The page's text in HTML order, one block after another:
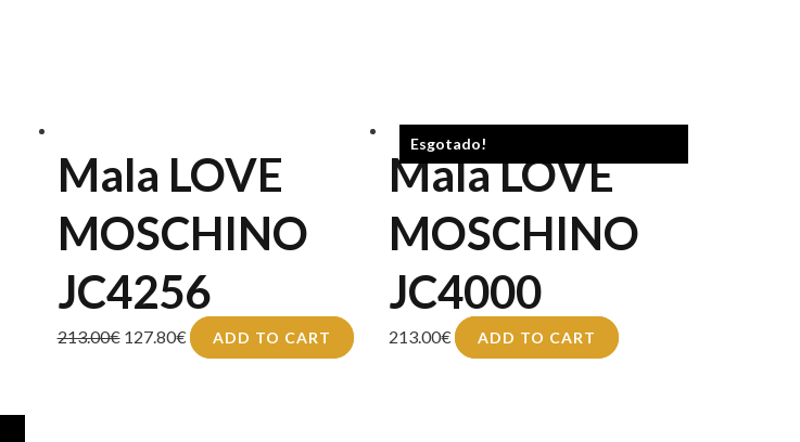
Mala LOVE
MOSCHINO
JC4256
213.00€ 127.80€ ADD TO CART
Esgotado!
Mala LOVE
MOSCHINO
JC4000
213.00€ ADD TO CART